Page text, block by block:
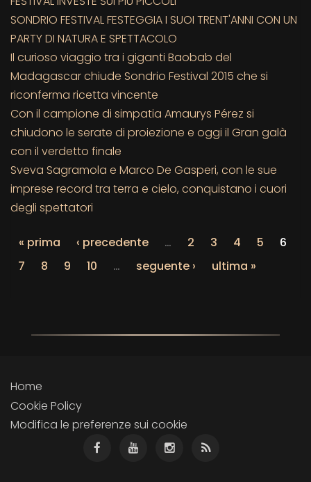
SONDRIO FESTIVAL FESTEGGIA I SUOI TRENT'ANNI CON UN
PARTY DI NATURA E SPETTACOLO
Il curioso viaggio tra i giganti Baobab del
Madagascar chiude Sondrio Festival 2015 che si
riconferma ricetta vincente
Con il campione di simpatia Amaurys Pérez si
chiudono le serate di proiezione e oggi il Gran galà
con il verdetto finale
Sveva Sagramola e Marco De Gasperi, con le sue
imprese record tra terra e cielo, conquistano i cuori
degli spettatori
« prima ‹ precedente … 2 3 4 5
6
7
8 9 10 … seguente › ultima »
Home
Cookie Policy
Modifica le preferenze sui cookie